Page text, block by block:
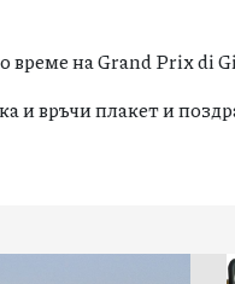
време на Grand Prix di
и връчи плакет и